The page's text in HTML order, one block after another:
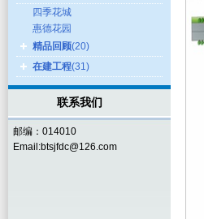
四季花城
惠德花园
精品回顾(20)
在建工程(31)
联系我们
邮编：014010
Email:btsjfdc@126.com